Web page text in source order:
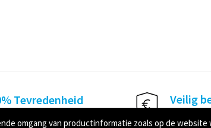
Tevredenheid Veilig
omgang van productinformatie zoals op de